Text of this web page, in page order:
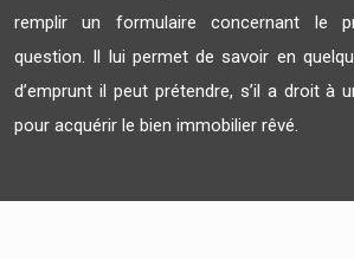
remplir un formulaire concernant le
question. Il lui permet de savoir en
d’emprunt il peut prétendre, s’il a droit à
pour acquérir le bien immobilier rêvé.